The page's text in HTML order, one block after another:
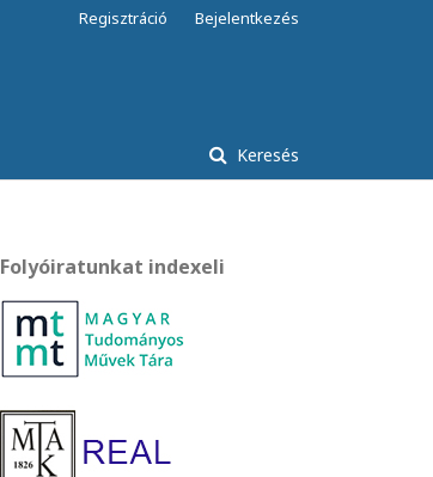
Keresés
Regisztráció Bejelentkezés
Folyóiratunkat indexeli